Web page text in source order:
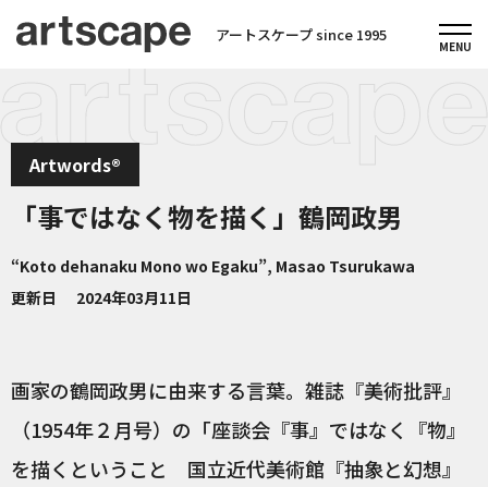
アートスケープ since 1995
Artwords®
「事ではなく物を描く」鶴岡政男
“Koto dehanaku Mono wo Egaku”, Masao Tsurukawa
更新日
2024年03月11日
画家の鶴岡政男に由来する言葉。雑誌『美術批評』
（1954年２月号）の「座談会『事』ではなく『物』
を描くということ 国立近代美術館『抽象と幻想』